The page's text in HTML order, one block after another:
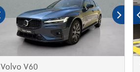
Volvo V60